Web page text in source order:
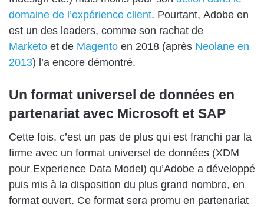
domaine de l’expérience client. Pourtant, Adobe en
est un des leaders, comme son rachat de
Marketo et de Magento en 2018 (après Neolane en
2013) l’a encore démontré.
Un format universel de données en
partenariat avec Microsoft et SAP
Cette fois, c’est un pas de plus qui est franchi par la
firme avec un format universel de données (XDM
pour Experience Data Model) qu’Adobe a développé
puis mis à la disposition du plus grand nombre, en
format ouvert. Ce format sera promu en partenariat